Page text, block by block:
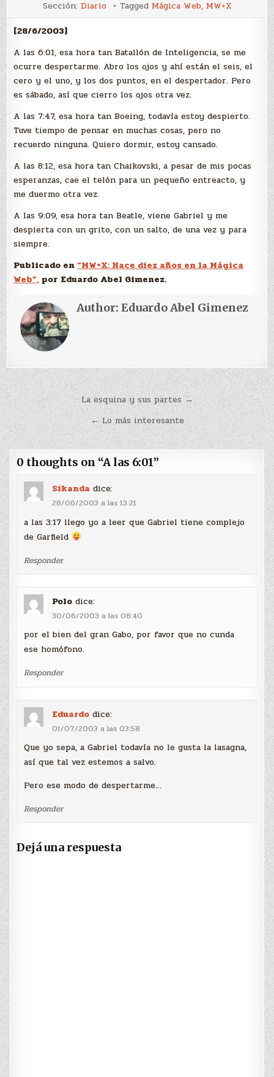
las
6:01
Sección: Diario Tagged Mágica Web, MW+X
[28/6/2003]
A las 6:01, esa hora tan Batallón de Inteligencia, se me
ocurre despertarme. Abro los ojos y ahí están el seis, el
cero y el uno, y los dos puntos, en el despertador. Pero
es sábado, así que cierro los ojos otra vez.
A las 7:47, esa hora tan Boeing, todavía estoy despierto.
Tuve tiempo de pensar en muchas cosas, pero no
recuerdo ninguna. Quiero dormir, estoy cansado.
A las 8:12, esa hora tan Chaikovski, a pesar de mis pocas
esperanzas, cae el telón para un pequeño entreacto, y
me duermo otra vez.
A las 9:09, esa hora tan Beatle, viene Gabriel y me
despierta con un grito, con un salto, de una vez y para
siempre.
Publicado en“MW+X: Hace diez años en la Mágica
Web”, por Eduardo Abel Gimenez.
Author:Eduardo Abel Gimenez
Navegación
de
entradas
La esquina y sus partes →
← Lo más interesante
0 thoughts on “A las 6:01”
Sikanda dice:
28/06/2003 a las 13:21
a las 3:17 llego yo a leer que Gabriel tiene complejo
de Garfield
Responder
Polo dice:
30/06/2003 a las 08:40
por el bien del gran Gabo, por favor que no cunda
ese homófono.
Responder
Eduardo dice:
01/07/2003 a las 03:58
Que yo sepa, a Gabriel todavía no le gusta la lasagna,
así que tal vez estemos a salvo.
Pero ese modo de despertarme…
Responder
Dejá una respuesta